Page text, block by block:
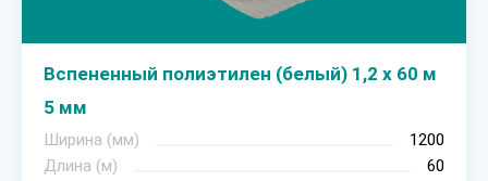
Вспененный полиэтилен (белый) 1,2 х 60 м
5 мм
Ширина (мм)
1200
Длина (м)
60